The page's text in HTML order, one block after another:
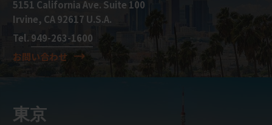
5151 California Ave. Suite 100
Irvine, CA 92617 U.S.A.
Tel. 949-263-1600
お問い合わせ
東京